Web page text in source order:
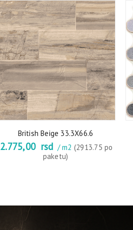
British Beige 33.3X66.6
2.775,00 rsd / m2 (2913.75 po
paketu)